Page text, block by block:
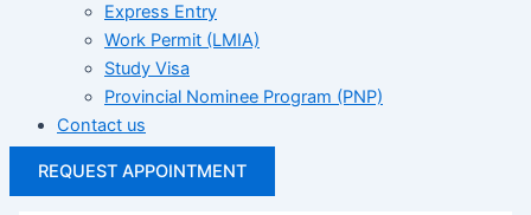
Express Entry
Work Permit (LMIA)
Study Visa
Provincial Nominee Program (PNP)
Contact us
REQUEST APPOINTMENT